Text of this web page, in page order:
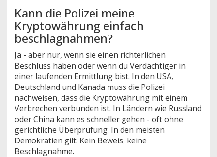
Kann die Polizei meine
Kryptowährung einfach
beschlagnahmen?
Ja - aber nur, wenn sie einen richterlichen
Beschluss haben oder wenn du Verdächtiger in
einer laufenden Ermittlung bist. In den USA,
Deutschland und Kanada muss die Polizei
nachweisen, dass die Kryptowährung mit einem
Verbrechen verbunden ist. In Ländern wie Russland
oder China kann es schneller gehen - oft ohne
gerichtliche Überprüfung. In den meisten
Demokratien gilt: Kein Beweis, keine
Beschlagnahme.